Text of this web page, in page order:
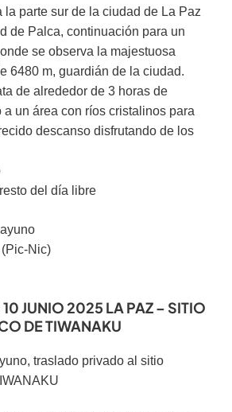
parte sur de la ciudad de La Paz
de Palca, continuación para un
se observa la majestuosa
6480 m, guardián de la ciudad.
de alrededor de 3 horas de
un área con ríos cristalinos para
descanso disfrutando de los
del día libre
Nic)
10 JUNIO 2025 LA PAZ – SITIO
DE TIWANAKU
traslado privado al sitio